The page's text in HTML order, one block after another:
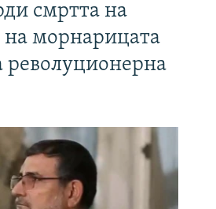
смртта на
морнарицата
револуционерна